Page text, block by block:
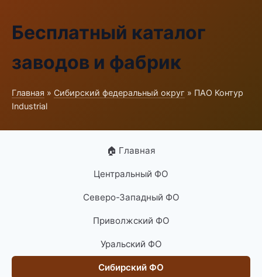
Бесплатный каталог
заводов и фабрик
Главная » Сибирский федеральный округ » ПАО Контур
Industrial
🏠 Главная
Центральный ФО
Северо-Западный ФО
Приволжский ФО
Уральский ФО
Сибирский ФО